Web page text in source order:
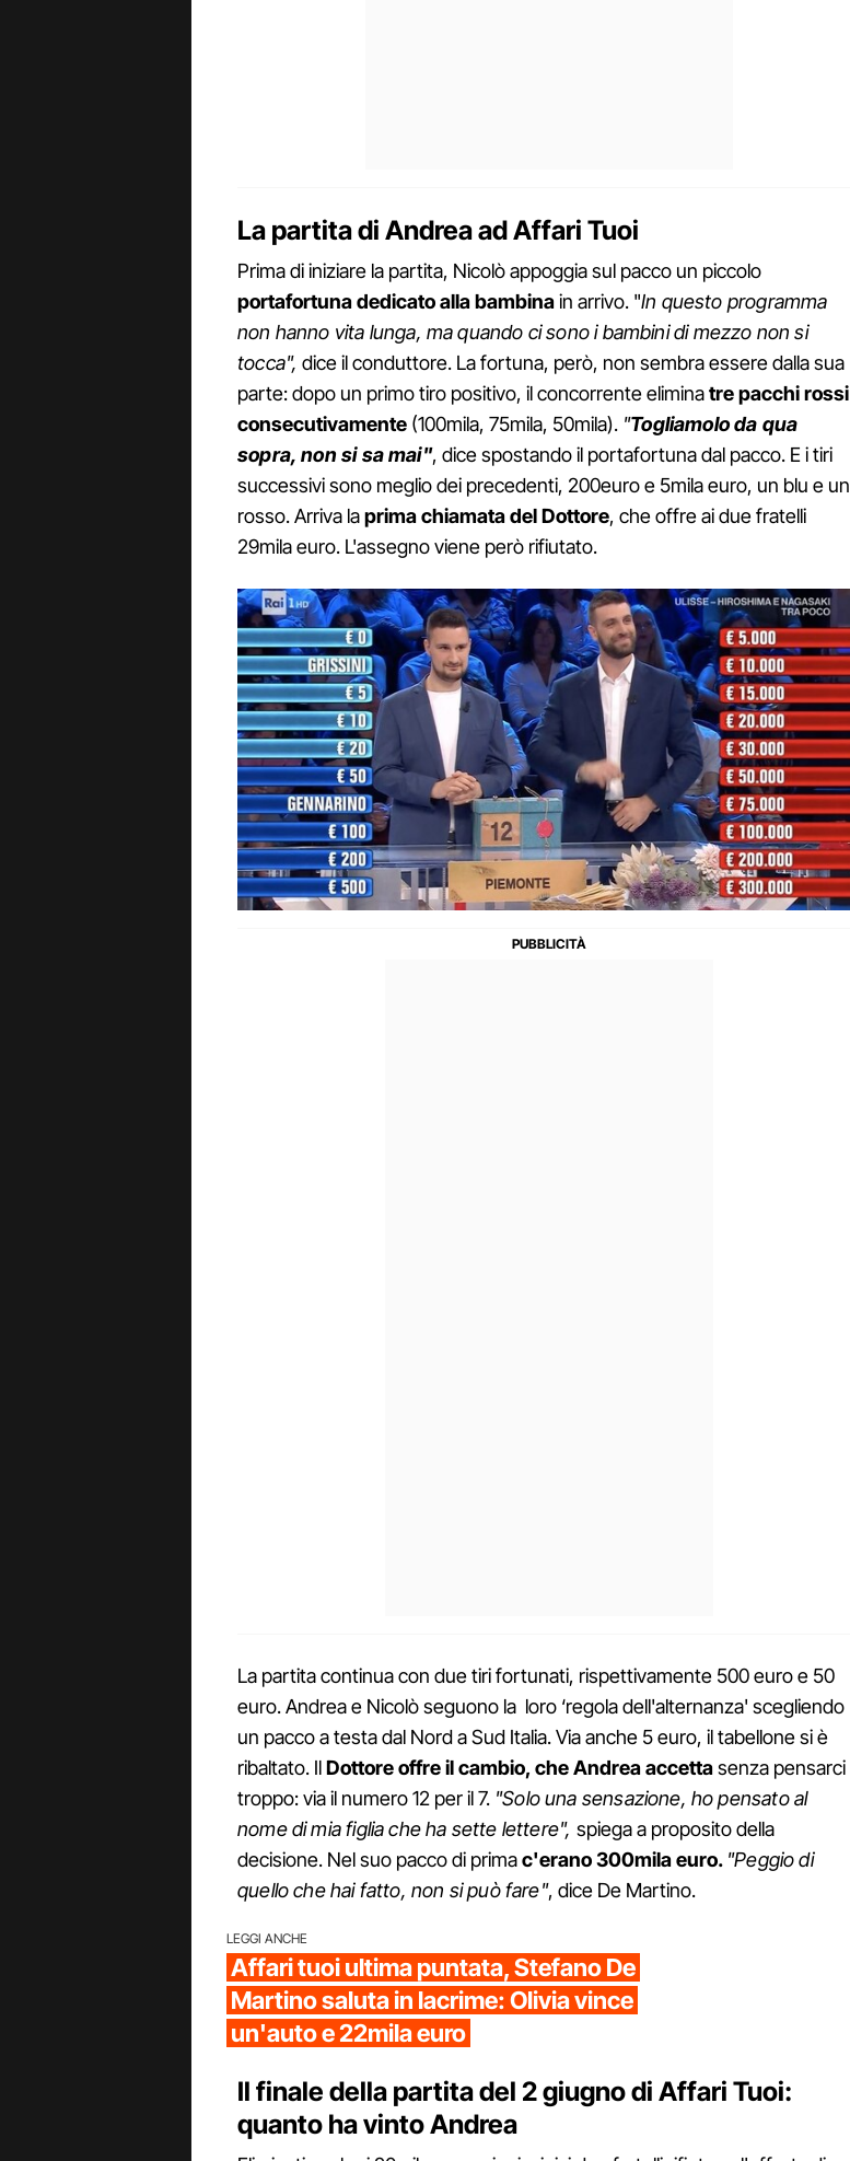
La partita di Andrea ad Affari Tuoi
Prima di iniziare la partita, Nicolò appoggia sul pacco un piccolo
portafortuna dedicato alla bambinain arrivo. "In questo programma
non hanno vita lunga, ma quando ci sono i bambini di mezzo non si
tocca", dice il conduttore. La fortuna, però, non sembra essere dalla sua
parte: dopo un primo tiro positivo, il concorrente eliminatre pacchi rossi
consecutivamente (100mila, 75mila, 50mila). "Togliamolo da qua
sopra, non si sa mai", dice spostando il portafortuna dal pacco. E i tiri
successivi sono meglio dei precedenti, 200euro e 5mila euro, un blu e un
rosso. Arriva laprima chiamata del Dottore, che offre ai due fratelli
29mila euro. L'assegno viene però rifiutato.
La partita continua con due tiri fortunati, rispettivamente 500 euro e 50
euro. Andrea e Nicolò seguono la loro ‘regola dell'alternanza' scegliendo
un pacco a testa dal Nord a Sud Italia. Via anche 5 euro, il tabellone si è
ribaltato. IlDottore offre il cambio, che Andrea accettasenza pensarci
troppo: via il numero 12 per il 7. "Solo una sensazione, ho pensato al
nome di mia figlia che ha sette lettere", spiega a proposito della
decisione. Nel suo pacco di primac'erano 300mila euro. "Peggio di
quello che hai fatto, non si può fare", dice De Martino.
LEGGI ANCHE
Affari tuoi ultima puntata, Stefano De
Martino saluta in lacrime: Olivia vince
un'auto e 22mila euro
Il finale della partita del 2 giugno di Affari Tuoi:
quanto ha vinto Andrea